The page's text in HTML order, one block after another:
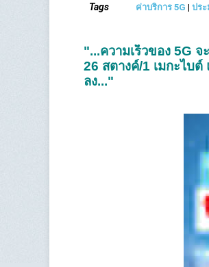
Tags ค่าบริการ 5G | ประ
"...ความเร็วของ 5G
26 สตางค์/1 เมกะไบ
ลง..."